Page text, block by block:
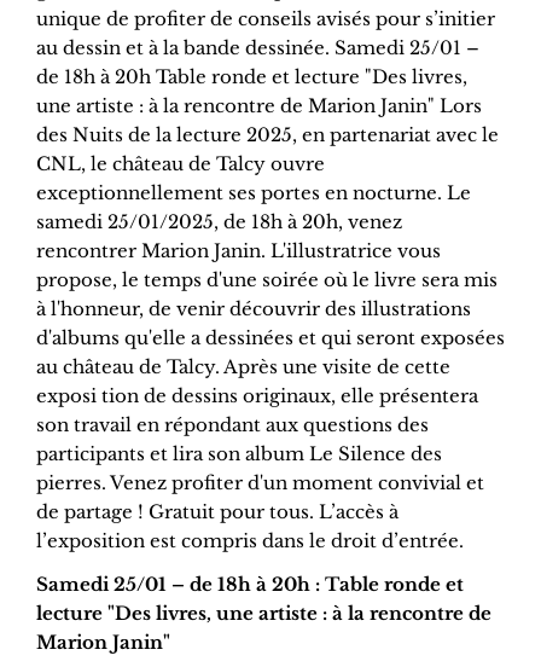
unique de profiter de conseils avisés pour s’initier
au dessin et à la bande dessinée. Samedi 25/01 –
de 18h à 20h Table ronde et lecture "Des livres,
une artiste : à la rencontre de Marion Janin" Lors
des Nuits de la lecture 2025, en partenariat avec le
CNL, le château de Talcy ouvre
exceptionnellement ses portes en nocturne. Le
samedi 25/01/2025, de 18h à 20h, venez
rencontrer Marion Janin. L'illustratrice vous
propose, le temps d'une soirée où le livre sera mis
à l'honneur, de venir découvrir des illustrations
d'albums qu'elle a dessinées et qui seront exposées
au château de Talcy. Après une visite de cette
exposi tion de dessins originaux, elle présentera
son travail en répondant aux questions des
participants et lira son album Le Silence des
pierres. Venez profiter d'un moment convivial et
de partage ! Gratuit pour tous. L’accès à
l’exposition est compris dans le droit d’entrée.
Samedi 25/01 – de 18h à 20h : Table ronde et
lecture "Des livres, une artiste : à la rencontre de
Marion Janin"